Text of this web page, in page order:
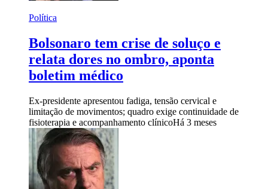
Política
Bolsonaro tem crise de soluço e
relata dores no ombro, aponta
boletim médico
Ex-presidente apresentou fadiga, tensão cervical e
limitação de movimentos; quadro exige continuidade de
fisioterapia e acompanhamento clínicoHá 3 meses